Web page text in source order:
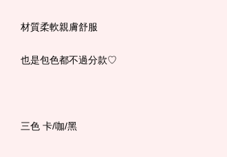
材質柔軟親膚舒服
也是包色都不過分款♡
三色 卡/咖/黑